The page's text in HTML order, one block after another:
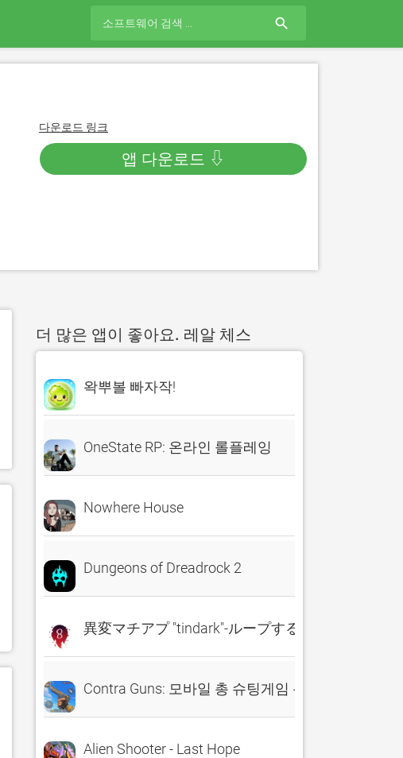
search
다운로드 링크
앱 다운로드 ⇩
더 많은 앱이 좋아요. 레알 체스
왁뿌볼 빠자작!
OneState RP: 온라인 롤플레잉
Nowhere House
Dungeons of Dreadrock 2
異変マチアプ "tindark"-ループする異変探しゲーム
Contra Guns: 모바일 총 슈팅게임 온라인
Alien Shooter - Last Hope